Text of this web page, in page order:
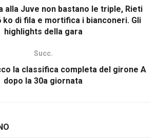
alla Juve non bastano le triple, Rieti
di fila e mortifica i bianconeri. Gli
highlights della gara
Succ.
la classifica completa del girone A
dopo la 30a giornata